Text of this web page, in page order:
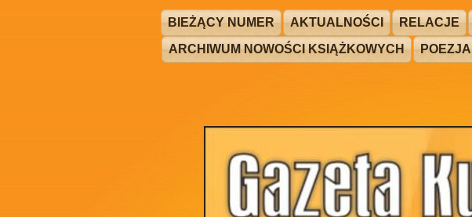
BIEŻĄCY NUMER AKTUALNOŚCI RELACJE
ARCHIWUM NOWOŚCI KSIĄŻKOWYCH
POEZJA